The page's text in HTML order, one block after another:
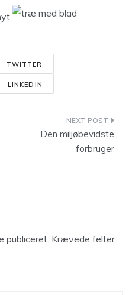
TWITTER
LINKEDIN
Den miljøbevidste
forbruger
publiceret. Krævede felter